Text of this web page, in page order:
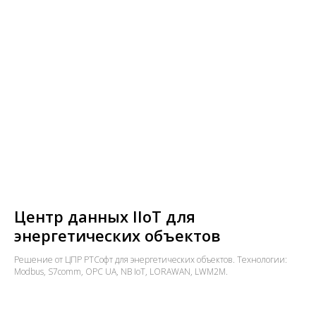
Центр данных IIoT для
энергетических объектов
Решение от ЦПР РТСофт для энергетических объектов. Технологии:
Modbus, S7comm, OPC UA, NB IoT, LORAWAN, LWM2M.